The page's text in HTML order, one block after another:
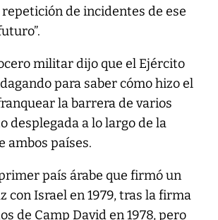
de incidentes de ese
militar dijo que el Ejército
para saber cómo hizo el
la barrera de varios
desplegada a lo largo de la
ambos países.
país árabe que firmó un
con Israel en 1979, tras la firma
de Camp David en 1978, pero